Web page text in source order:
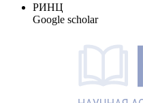
РИНЦ
Google scholar